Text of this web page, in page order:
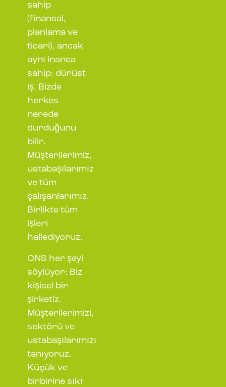
sahip
(finansal,
planlama ve
ticari), ancak
aynı inanca
sahip: dürüst
iş. Bizde
herkes
nerede
durduğunu
bilir.
Müşterilerimiz,
ustabaşılarımız
ve tüm
çalışanlarımız.
Birlikte tüm
işleri
hallediyoruz.
ONS her şeyi
söylüyor: Biz
kişisel bir
şirketiz.
Müşterilerimizi,
sektörü ve
ustabaşılarımızı
tanıyoruz.
Küçük ve
birbirine sıkı